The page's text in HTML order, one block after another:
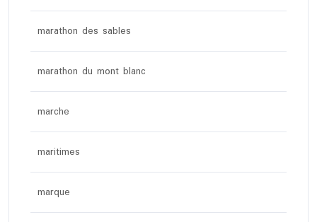
marathon des sables
marathon du mont blanc
marche
maritimes
marque